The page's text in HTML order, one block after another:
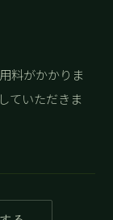
料がかかりま
ていただきま